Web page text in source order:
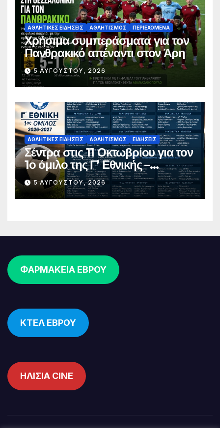
ΑΘΛΗΤΙΚΈΣ ΕΙΔΉΣΕΙΣ ΑΘΛΗΤΙΣΜΌΣ ΠΕΡΙΕΧΌΜΕΝΑ
Χρήσιμα συμπεράσματα για τον
Πανθρακικό απέναντι στον Άρη
5 ΑΥΓΟΎΣΤΟΥ, 2026
ΑΘΛΗΤΙΚΈΣ ΕΙΔΉΣΕΙΣ ΑΘΛΗΤΙΣΜΌΣ ΕΙΔΉΣΕΙΣ
Σέντρα στις 11 Οκτωβρίου για τον
1ο όμιλο της Γ’ Εθνικής –
Ανακοινώθηκε το πλήρες
πρόγραμμα
5 ΑΥΓΟΎΣΤΟΥ, 2026
ΦΑΡΜΑΚΕΙΑ ΕΒΡΟΥ
ΚΤΕΛ ΕΒΡΟΥ
ΗΛΙΣΙΑ CINE